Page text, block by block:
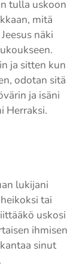
tulla uskoon
mitä
näki
ja sitten kun
odotan sitä
ja isäni
Herraksi.
lukijani
tai
uskosi
ihmisen
sinut